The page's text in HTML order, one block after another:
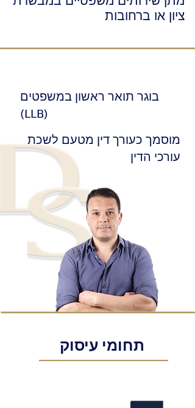
ציון או ברחובות
בוגר תואר ראשון במשפטים
(LLB)
מוסמך כעורך דין מטעם לשכת
עורכי הדין
תחומי עיסוק